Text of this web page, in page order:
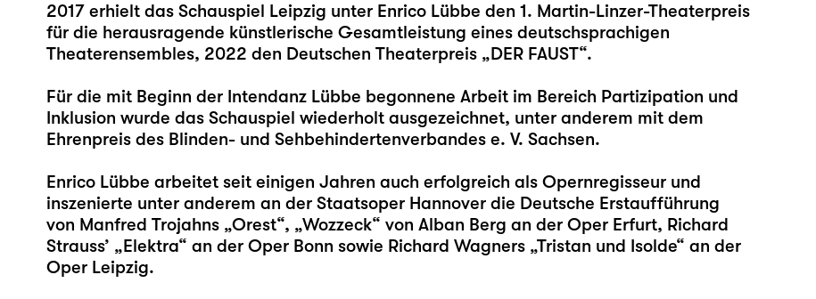
2017 erhielt das Schauspiel Leipzig unter Enrico Lübbe den 1. Martin-Linzer-Theaterpreis
für die herausragende künstlerische Gesamtleistung eines deutschsprachigen
Theaterensembles, 2022 den Deutschen Theaterpreis „DER FAUST“.
Für die mit Beginn der Intendanz Lübbe begonnene Arbeit im Bereich Partizipation und
Inklusion wurde das Schauspiel wiederholt ausgezeichnet, unter anderem mit dem
Ehrenpreis des Blinden- und Sehbehindertenverbandes e. V. Sachsen.
Enrico Lübbe arbeitet seit einigen Jahren auch erfolgreich als Opernregisseur und
inszenierte unter anderem an der Staatsoper Hannover die Deutsche Erstaufführung
von Manfred Trojahns „Orest“, „Wozzeck“ von Alban Berg an der Oper Erfurt, Richard
Strauss’ „Elektra“ an der Oper Bonn sowie Richard Wagners „Tristan und Isolde“ an der
Oper Leipzig.